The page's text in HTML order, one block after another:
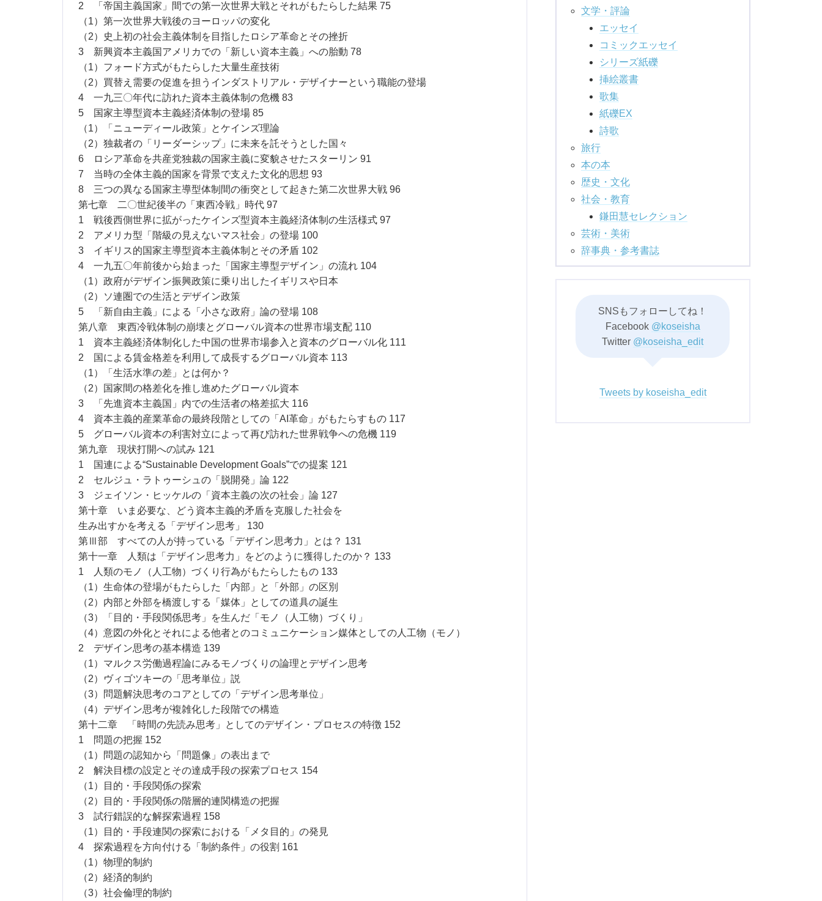
2 「帝国主義国家」間での第一次世界大戦とそれがもたらした結果 75
（1）第一次世界大戦後のヨーロッパの変化
（2）史上初の社会主義体制を目指したロシア革命とその挫折
3 新興資本主義国アメリカでの「新しい資本主義」への胎動 78
（1）フォード方式がもたらした大量生産技術
（2）買替え需要の促進を担うインダストリアル・デザイナーという職能の登場
4 一九三〇年代に訪れた資本主義体制の危機 83
5 国家主導型資本主義経済体制の登場 85
（1）「ニューディール政策」とケインズ理論
（2）独裁者の「リーダーシップ」に未来を託そうとした国々
6 ロシア革命を共産党独裁の国家主義に変貌させたスターリン 91
7 当時の全体主義的国家を背景で支えた文化的思想 93
8 三つの異なる国家主導型体制間の衝突として起きた第二次世界大戦 96
第七章 二〇世紀後半の「東西冷戦」時代 97
1 戦後西側世界に拡がったケインズ型資本主義経済体制の生活様式 97
2 アメリカ型「階級の見えないマス社会」の登場 100
3 イギリス的国家主導型資本主義体制とその矛盾 102
4 一九五〇年前後から始まった「国家主導型デザイン」の流れ 104
（1）政府がデザイン振興政策に乗り出したイギリスや日本
（2）ソ連圏での生活とデザイン政策
5 「新自由主義」による「小さな政府」論の登場 108
第八章 東西冷戦体制の崩壊とグローバル資本の世界市場支配 110
1 資本主義経済体制化した中国の世界市場参入と資本のグローバル化 111
2 国による賃金格差を利用して成長するグローバル資本 113
（1）「生活水準の差」とは何か？
（2）国家間の格差化を推し進めたグローバル資本
3 「先進資本主義国」内での生活者の格差拡大 116
4 資本主義的産業革命の最終段階としての「AI革命」がもたらすもの 117
5 グローバル資本の利害対立によって再び訪れた世界戦争への危機 119
第九章 現状打開への試み 121
1 国連による“Sustainable Development Goals”での提案 121
2 セルジュ・ラトゥーシュの「脱開発」論 122
3 ジェイソン・ヒッケルの「資本主義の次の社会」論 127
第十章 いま必要な、どう資本主義的矛盾を克服した社会を
生み出すかを考える「デザイン思考」 130
第Ⅲ部 すべての人が持っている「デザイン思考力」とは？ 131
第十一章 人類は「デザイン思考力」をどのように獲得したのか？ 133
1 人類のモノ（人工物）づくり行為がもたらしたもの 133
（1）生命体の登場がもたらした「内部」と「外部」の区別
（2）内部と外部を橋渡しする「媒体」としての道具の誕生
（3）「目的・手段関係思考」を生んだ「モノ（人工物）づくり」
（4）意図の外化とそれによる他者とのコミュニケーション媒体としての人工物（モノ）
2 デザイン思考の基本構造 139
（1）マルクス労働過程論にみるモノづくりの論理とデザイン思考
（2）ヴィゴツキーの「思考単位」説
（3）問題解決思考のコアとしての「デザイン思考単位」
（4）デザイン思考が複雑化した段階での構造
第十二章 「時間の先読み思考」としてのデザイン・プロセスの特徴 152
1 問題の把握 152
（1）問題の認知から「問題像」の表出まで
2 解決目標の設定とその達成手段の探索プロセス 154
（1）目的・手段関係の探索
（2）目的・手段関係の階層的連関構造の把握
3 試行錯誤的な解探索過程 158
（1）目的・手段連関の探索における「メタ目的」の発見
4 探索過程を方向付ける「制約条件」の役割 161
（1）物理的制約
（2）経済的制約
（3）社会倫理的制約
文学・評論
エッセイ
コミックエッセイ
シリーズ紙礫
挿絵叢書
歌集
紙礫EX
詩歌
旅行
本の本
歴史・文化
社会・教育
鎌田慧セレクション
芸術・美術
辞事典・参考書誌
SNSもフォローしてね！
Facebook @koseisha
Twitter @koseisha_edit
Tweets by koseisha_edit